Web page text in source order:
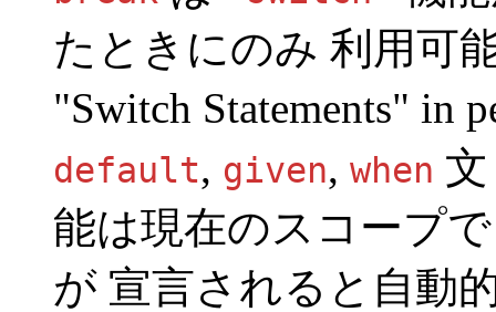
たときにのみ 利用可
"Switch Statements" in
default, given, when
能は現在のスコープ
が 宣言されると自動